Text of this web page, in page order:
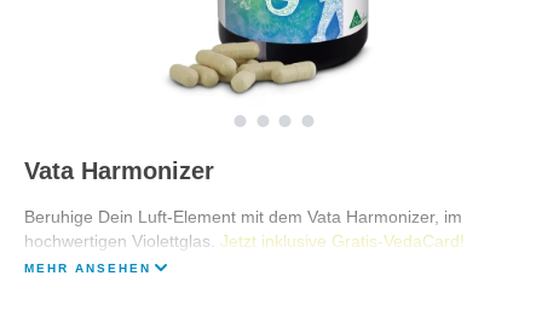
Vata Harmonizer
Beruhige Dein Luft-Element mit dem Vata Harmonizer, im
hochwertigen Violettglas. Jetzt inklusive Gratis-VedaCard!
MEHR ANSEHEN